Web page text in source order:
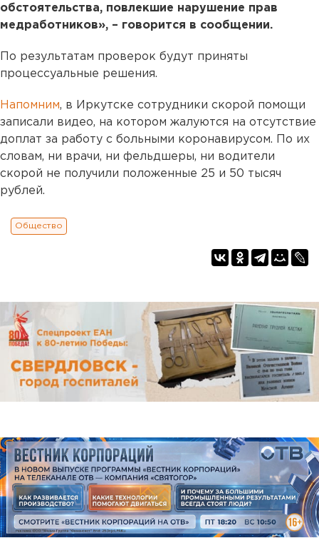
обстоятельства, повлекшие нарушение прав
медработников», – говорится в сообщении.
По результатам проверок будут приняты
процессуальные решения.
Напомним, в Иркутске сотрудники скорой помощи
записали видео, на котором жалуются на отсутствие
доплат за работу с больными коронавирусом. По их
словам, ни врачи, ни фельдшеры, ни водители
скорой не получили положенные 25 и 50 тысяч
рублей.
Общество